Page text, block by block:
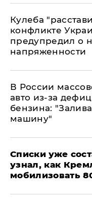
Кулеба
конфликте
предупредил о
напряженности
В России
авто из-за
бензина:
машину"
Списки уже
узнал, как
мобилизовать